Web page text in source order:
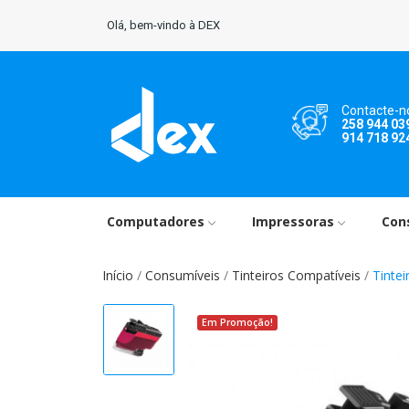
Olá, bem-vindo à DEX
Contacte-
258 944
914 718
Computadores Impressoras
Início Consumíveis Tinteiros Compatíveis
Em Promoção!